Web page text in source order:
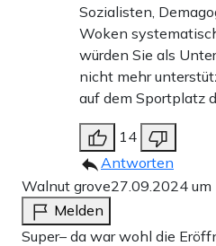
Sozialisten,
Woken
würden Sie als
nicht mehr
auf dem Sportplatz
14
Antworten
Walnut grove27.09.2024
Melden
Super– da war wohl die